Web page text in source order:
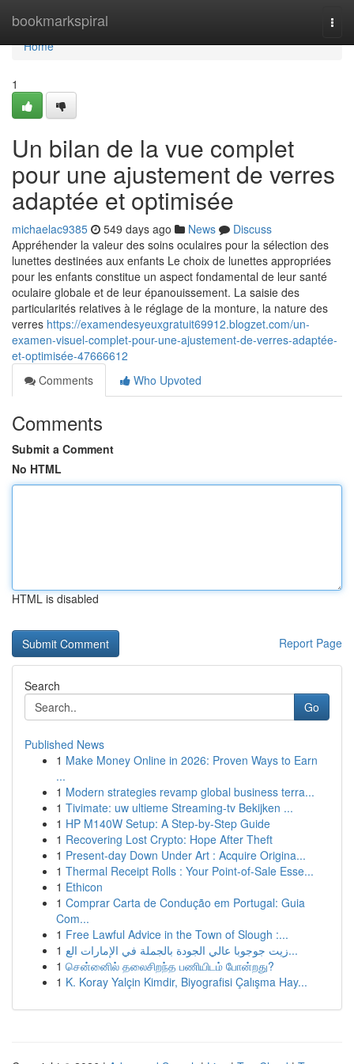
bookmarkspiral
Home
Home
1
Un bilan de la vue complet
pour une ajustement de verres
adaptée et optimisée
michaelac9385 549 days ago News
Discuss
Appréhender la valeur des soins oculaires pour la sélection des
lunettes destinées aux enfants Le choix de lunettes appropriées
pour les enfants constitue un aspect fondamental de leur santé
oculaire globale et de leur épanouissement. La saisie des
particularités relatives à le réglage de la monture, la nature des
verres https://examendesyeuxgratuit69912.blogzet.com/un-
examen-visuel-complet-pour-une-ajustement-de-verres-adaptée-
et-optimisée-47666612
Comments
Who Upvoted
Comments
Submit a Comment
No HTML
HTML is disabled
Report Page
Search
Go
Published News
1 Make Money Online in 2026: Proven Ways to Earn
...
1 Modern strategies revamp global business terra...
1 Tivimate: uw ultieme Streaming-tv Bekijken ...
1 HP M140W Setup: A Step-by-Step Guide
1 Recovering Lost Crypto: Hope After Theft
1 Present-day Down Under Art : Acquire Origina...
1 Thermal Receipt Rolls : Your Point-of-Sale Esse...
1 Ethicon
1 Comprar Carta de Condução em Portugal: Guia
Com...
1 Free Lawful Advice in the Town of Slough :...
1
زيت جوجوبا عالي الجودة بالجملة في الإمارات الع...
1 சென்னைில் தலைசிறந்த பணியிடம் போன்றது?
1 K. Koray Yalçin Kimdir, Biyografisi Çalışma Hay...